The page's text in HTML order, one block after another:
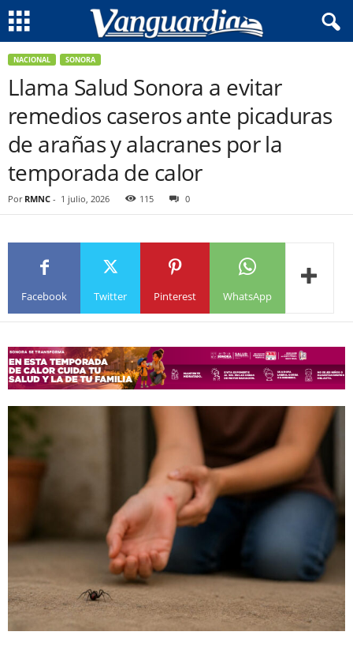
NACIONAL SONORA
Llama Salud Sonora a evitar
remedios caseros ante picaduras
de arañas y alacranes por la
temporada de calor
Por RMNC - 1 julio, 2026 115 0
Facebook Twitter Pinterest WhatsApp